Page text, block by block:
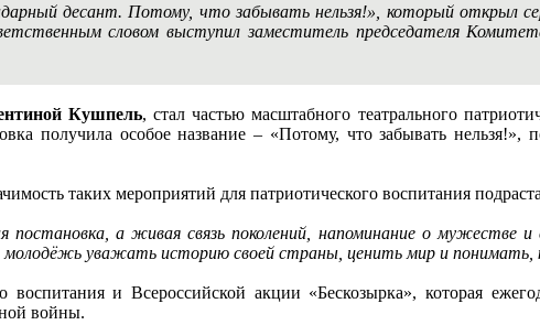
десант. Потому, что забывать нельзя!», который открыл
словом выступил заместитель председателя
Кушпель, стал частью масштабного театрального
получила особое название – «Потому, что забывать нельзя!»,
таких мероприятий для патриотического воспитания
постановка, а живая связь поколений, напоминание о
уважать историю своей страны, ценить мир и понимать,
воспитания и Всероссийской акции «Бескозырка», которая
войны.